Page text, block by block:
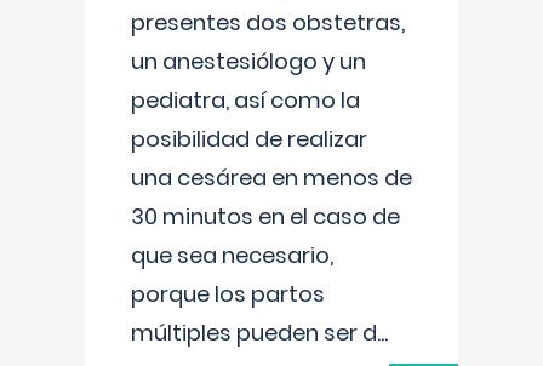
presentes dos obstetras,
un anestesiólogo y un
pediatra, así como la
posibilidad de realizar
una cesárea en menos de
30 minutos en el caso de
que sea necesario,
porque los partos
múltiples pueden ser d...